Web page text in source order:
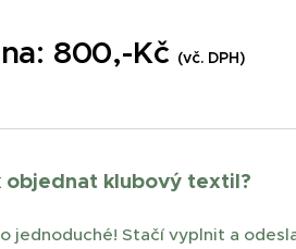
800,-Kč (vč. DPH)
objednat klubový textil?
jednoduché! Stačí vyplnit a